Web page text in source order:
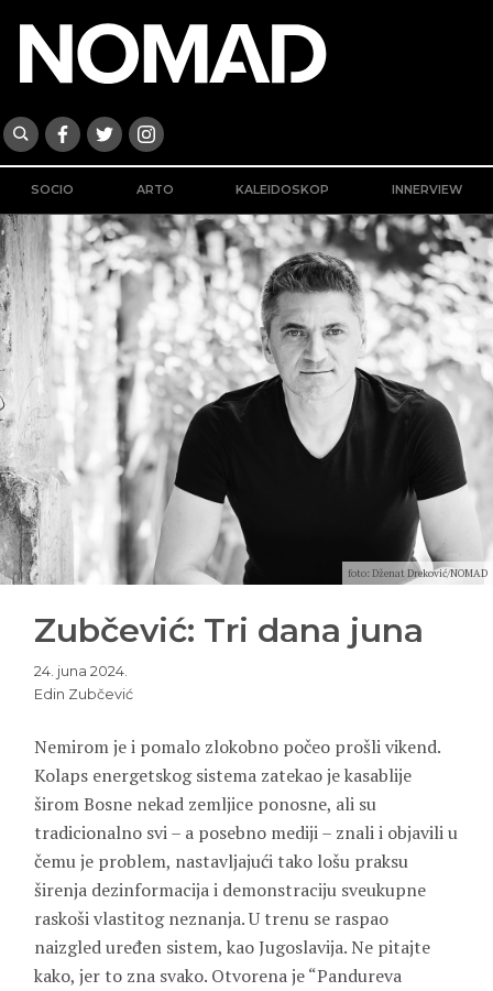
SOCIO ARTO KALEIDOSKOP INNERVIEW
foto: Dženat Dreković/NOMAD
Zubčević: Tri dana juna
24. juna 2024.
Edin Zubčević
Nemirom je i pomalo zlokobno počeo prošli vikend.
Kolaps energetskog sistema zatekao je kasablije
širom Bosne nekad zemljice ponosne, ali su
tradicionalno svi – a posebno mediji – znali i objavili u
čemu je problem, nastavljajući tako lošu praksu
širenja dezinformacija i demonstraciju sveukupne
raskoši vlastitog neznanja. U trenu se raspao
naizgled uređen sistem, kao Jugoslavija. Ne pitajte
kako, jer to zna svako. Otvorena je “Pandureva